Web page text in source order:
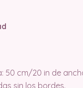
50 cm/20 in de
sin los bordes.